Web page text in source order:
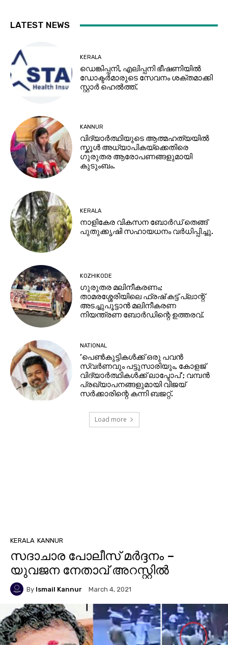
LATEST NEWS
KERALA
ഡെങ്കിപ്പനി, എലിപ്പനി ഭീഷണിയിൽ
ഡോക്ടർമാരുടെ സേവനം ശക്തമാക്കി
സ്റ്റാർ ഹെൽത്ത്.
KANNUR
വിദ്യാർത്ഥിയുടെ ആത്മഹത്യയിൽ
സ്കൂൾ അധ്യാപികയ്ക്കെതിരെ
ഗുരുതര ആരോപണങ്ങളുമായി
കുടുംബം.
KERALA
നാളികേര വികസന ബോർഡ് തെങ്ങ്
പുതുക്കൃഷി സഹായധനം വർധിപ്പിച്ചു.
KOZHIKODE
ഗുരുതര മലിനീകരണം;
താമരശ്ശേരിയിലെ ഫ്രഷ് കട്ട് പ്ലാന്റ്
അടച്ചുപൂട്ടാൻ മലിനീകരണ
നിയന്ത്രണ ബോർഡിന്റെ ഉത്തരവ്.
NATIONAL
‘പെണ്‍കുട്ടികള്‍ക്ക് ഒരു പവൻ
സ്വര്‍ണവും പട്ടുസാരിയും, കോളജ്
വിദ്യാര്‍ത്ഥികള്‍ക്ക് ലാപ്ടോപ്’; വമ്പൻ
പ്രഖ്യാപനങ്ങളുമായി വിജയ്
സര്‍ക്കാരിന്റെ കന്നി ബജറ്റ്.
Load more